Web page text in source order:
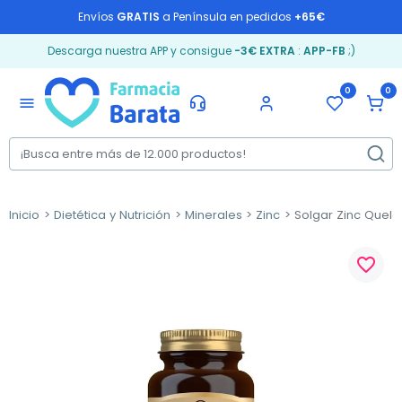
Envíos GRATIS a Península en pedidos +65€
Descarga nuestra APP y consigue -3€ EXTRA: APP-FB ;)
menu
0 0
Inicio Dietética y Nutrición Minerales Zinc Solgar Zinc
favorite_border